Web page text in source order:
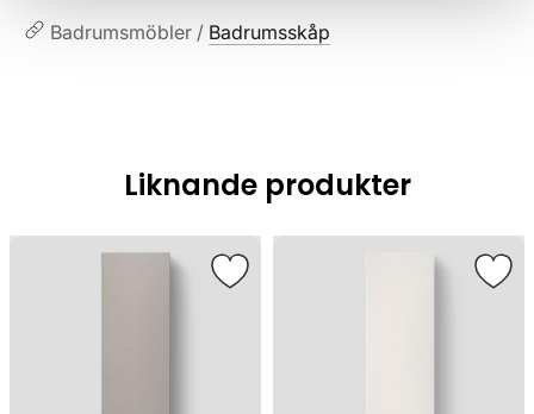
Badrumsmöbler / Badrumsskåp
Liknande produkter